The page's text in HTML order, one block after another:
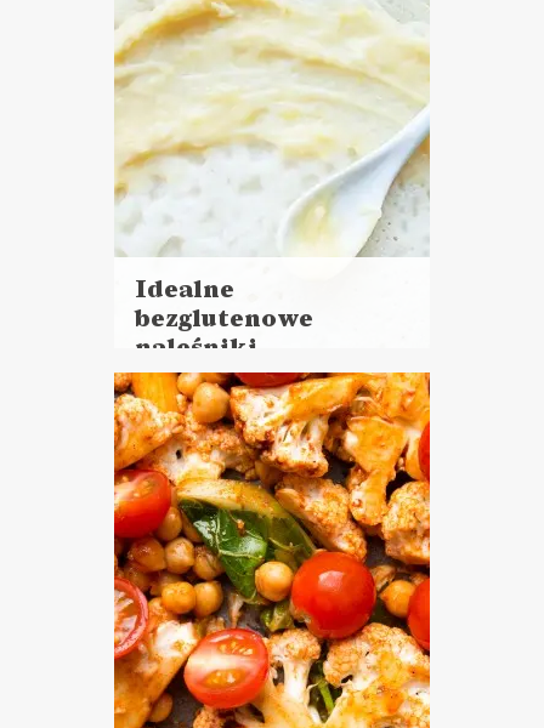
Idealne
bezglutenowe
naleśniki
Czytaj
więcej
Czas przygotowania:
do 30 minut
DANIA GŁÓWNE
LUNCHE DO PRACY
PRZYSTAWKI
ŚNIADANIA